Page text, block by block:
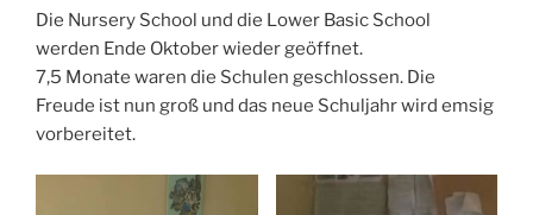
Die Nursery School und die Lower Basic School
werden Ende Oktober wieder geöffnet.
7,5 Monate waren die Schulen geschlossen. Die
Freude ist nun groß und das neue Schuljahr wird emsig
vorbereitet.